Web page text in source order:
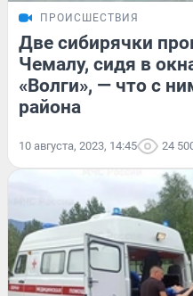
ПРОИСШЕСТВИЯ
Две сибирячки
Чемалу, сидя в
«Волги», — что с
района
10 августа, 2023, 14:45 24